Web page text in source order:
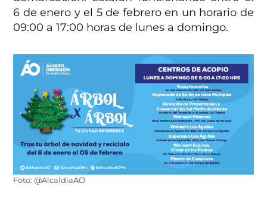
6 de enero y el 5 de febrero en un horario de
09:00 a 17:00 horas de lunes a domingo.
Foto: @AlcaldiaAO